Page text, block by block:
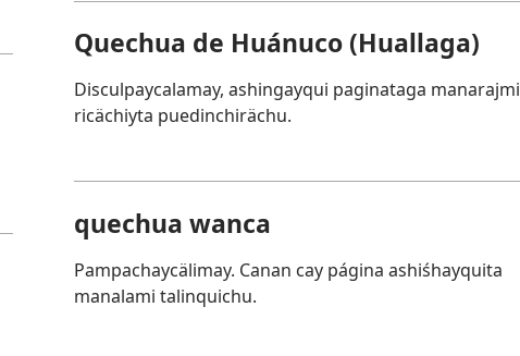
Quechua de Huánuco (Huallaga)
Disculpaycalamay, ashingayqui paginataga manarajmi
ricächiyta puedinchirächu.
quechua wanca
Pampachaycälimay. Canan cay página ashiśhayquita
manalami talinquichu.